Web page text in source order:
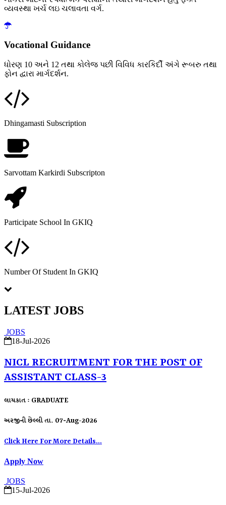
વ્યવસ્થા ખર્ચ લઇ ચલાવતા વર્ગ.
Vocational Guidance
ધોરણ 10 અને 12 તથા કોલેજ પછી વિવિધ કારકિર્દી અંગે રૂબરુ તથા
ફોન દ્વારા માર્ગદર્શન.
Dhingamasti Subscription
Sarvottam Karkirdi Subscripton
Participate School In GKIQ
Number Of Student In GKIQ
LATEST JOBS
JOBS
18-Jul-2026
NICL RECRUITMENT FOR THE POST OF
ASSISTANT CLASS-3
લાયકાત : GRADUATE
અરજીની છેલ્લી તા. 07-Aug-2026
Click Here For More Details...
Apply Now
JOBS
15-Jul-2026